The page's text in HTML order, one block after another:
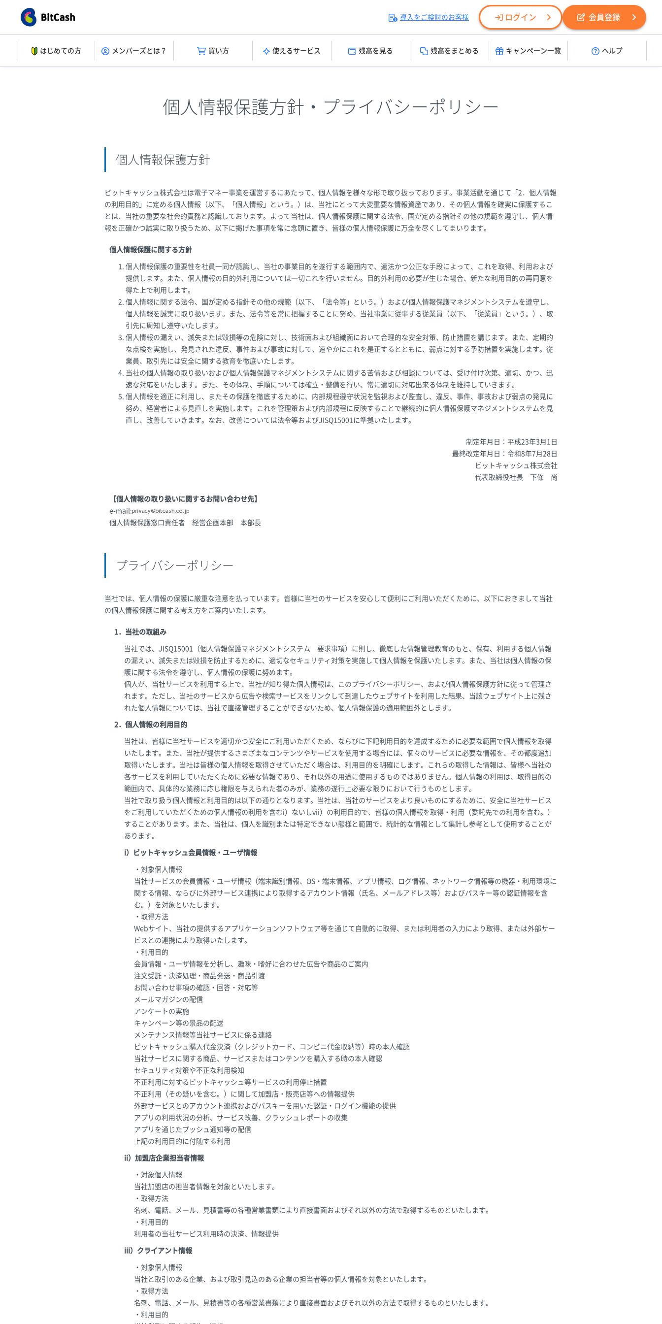
導入をご検討のお客様 ログイン 会員登録
はじめての方 メンバーズとは？ 買い方 使えるサービス 残高を見る 残高をまとめる キャンペーン一覧 ヘルプ
個人情報保護方針・プライバシーポリシー
個人情報保護方針
ビットキャッシュ株式会社は電子マネー事業を運営するにあたって、個人情報を様々な形で取り扱っております。事業活動を通じて「2．個人情報
の利用目的」に定める個人情報（以下、「個人情報」という。）は、当社にとって大変重要な情報資産であり、その個人情報を確実に保護するこ
とは、当社の重要な社会的責務と認識しております。よって当社は、個人情報保護に関する法令、国が定める指針その他の規範を遵守し、個人情
報を正確かつ誠実に取り扱うため、以下に掲げた事項を常に念頭に置き、皆様の個人情報保護に万全を尽くしてまいります。
個人情報保護に関する方針
個人情報保護の重要性を社員一同が認識し、当社の事業目的を遂行する範囲内で、適法かつ公正な手段によって、これを取得、利用および
提供します。また、個人情報の目的外利用については一切これを行いません。目的外利用の必要が生じた場合、新たな利用目的の再同意を
得た上で利用します。
個人情報に関する法令、国が定める指針その他の規範（以下、「法令等」という。）および個人情報保護マネジメントシステムを遵守し、
個人情報を誠実に取り扱います。また、法令等を常に把握することに努め、当社事業に従事する従業員（以下、「従業員」という。）、取
引先に周知し遵守いたします。
個人情報の漏えい、滅失または毀損等の危険に対し、技術面および組織面において合理的な安全対策、防止措置を講じます。また、定期的
な点検を実施し、発見された違反、事件および事故に対して、速やかにこれを是正するとともに、弱点に対する予防措置を実施します。従
業員、取引先には安全に関する教育を徹底いたします。
当社の個人情報の取り扱いおよび個人情報保護マネジメントシステムに関する苦情および相談については、受け付け次第、適切、かつ、迅
速な対応をいたします。また、その体制、手順については確立・整備を行い、常に適切に対応出来る体制を維持していきます。
個人情報を適正に利用し、またその保護を徹底するために、内部規程遵守状況を監視および監査し、違反、事件、事故および弱点の発見に
努め、経営者による見直しを実施します。これを管理策および内部規程に反映することで継続的に個人情報保護マネジメントシステムを見
直し、改善していきます。なお、改善については法令等およびJISQ15001に準拠いたします。
制定年月日：平成23年3月1日
最終改定年月日：令和8年7月28日
ビットキャッシュ株式会社
代表取締役社長 下條 尚
【個人情報の取り扱いに関するお問い合わせ先】
e-mail:
個人情報保護窓口責任者 経営企画本部 本部長
プライバシーポリシー
当社では、個人情報の保護に厳重な注意を払っています。皆様に当社のサービスを安心して便利にご利用いただくために、以下におきまして当社
の個人情報保護に関する考え方をご案内いたします。
1．当社の取組み
当社では、JISQ15001（個人情報保護マネジメントシステム 要求事項）に則し、徹底した情報管理教育のもと、保有、利用する個人情報
の漏えい、滅失または毀損を防止するために、適切なセキュリティ対策を実施して個人情報を保護いたします。また、当社は個人情報の保
護に関する法令を遵守し、個人情報の保護に努めます。
個人が、当社サービスを利用する上で、当社が知り得た個人情報は、このプライバシーポリシー、および個人情報保護方針に従って管理さ
れます。ただし、当社のサービスから広告や検索サービスをリンクして到達したウェブサイトを利用した結果、当該ウェブサイト上に残さ
れた個人情報については、当社で直接管理することができないため、個人情報保護の適用範囲外とします。
2．個人情報の利用目的
当社は、皆様に当社サービスを適切かつ安全にご利用いただくため、ならびに下記利用目的を達成するために必要な範囲で個人情報を取得
いたします。また、当社が提供するさまざまなコンテンツやサービスを使用する場合には、個々のサービスに必要な情報を、その都度追加
取得いたします。当社は皆様の個人情報を取得させていただく場合は、利用目的を明確にします。これらの取得した情報は、皆様へ当社の
各サービスを利用していただくために必要な情報であり、それ以外の用途に使用するものではありません。個人情報の利用は、取得目的の
範囲内で、具体的な業務に応じ権限を与えられた者のみが、業務の遂行上必要な限りにおいて行うものとします。
当社で取り扱う個人情報と利用目的は以下の通りとなります。当社は、当社のサービスをより良いものにするために、安全に当社サービス
をご利用していただくための個人情報の利用を含むi）ないしvii）の利用目的で、皆様の個人情報を取得・利用（委託先での利用を含む。）
することがあります。また、当社は、個人を識別または特定できない態様と範囲で、統計的な情報として集計し参考として使用することが
あります。
i）ビットキャッシュ会員情報・ユーザ情報
・対象個人情報
当社サービスの会員情報・ユーザ情報（端末識別情報、OS・端末情報、アプリ情報、ログ情報、ネットワーク情報等の機器・利用環境に
関する情報、ならびに外部サービス連携により取得するアカウント情報（氏名、メールアドレス等）およびパスキー等の認証情報を含
む。）を対象といたします。
・取得方法
Webサイト、当社の提供するアプリケーションソフトウェア等を通じて自動的に取得、または利用者の入力により取得、または外部サー
ビスとの連携により取得いたします。
・利用目的
会員情報・ユーザ情報を分析し、趣味・嗜好に合わせた広告や商品のご案内
注文受託・決済処理・商品発送・商品引渡
お問い合わせ事項の確認・回答・対応等
メールマガジンの配信
アンケートの実施
キャンペーン等の景品の配送
メンテナンス情報等当社サービスに係る連絡
ビットキャッシュ購入代金決済（クレジットカード、コンビニ代金収納等）時の本人確認
当社サービスに関する商品、サービスまたはコンテンツを購入する時の本人確認
セキュリティ対策や不正な利用検知
不正利用に対するビットキャッシュ等サービスの利用停止措置
不正利用（その疑いを含む。）に関して加盟店・販売店等への情報提供
外部サービスとのアカウント連携およびパスキーを用いた認証・ログイン機能の提供
アプリの利用状況の分析、サービス改善、クラッシュレポートの収集
アプリを通じたプッシュ通知等の配信
上記の利用目的に付随する利用
ii）加盟店企業担当者情報
・対象個人情報
当社加盟店の担当者情報を対象といたします。
・取得方法
名刺、電話、メール、見積書等の各種営業書類により直接書面およびそれ以外の方法で取得するものといたします。
・利用目的
利用者の当社サービス利用時の決済、情報提供
iii）クライアント情報
・対象個人情報
当社と取引のある企業、および取引見込のある企業の担当者等の個人情報を対象といたします。
・取得方法
名刺、電話、メール、見積書等の各種営業書類により直接書面およびそれ以外の方法で取得するものといたします。
・利用目的